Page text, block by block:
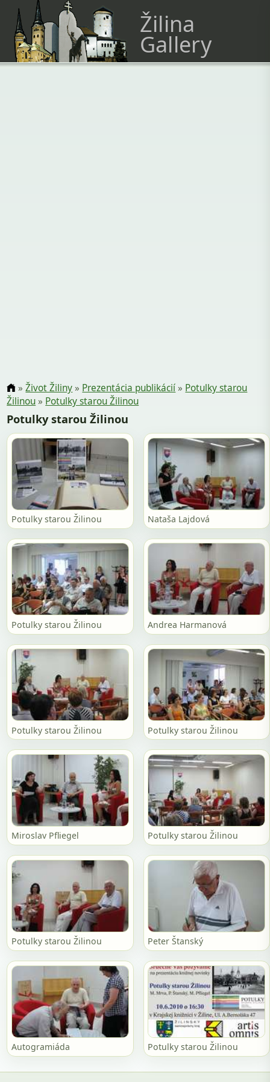
Žilina
Gallery
»Život Žiliny» Prezentácia publikácií» Potulky starou
Žilinou» Potulky starou Žilinou
Potulky starou Žilinou
Potulky starou Žilinou Nataša Lajdová
Potulky starou Žilinou Andrea Harmanová
Potulky starou Žilinou Potulky starou Žilinou
Miroslav Pfliegel Potulky starou Žilinou
Potulky starou Žilinou Peter Štanský
Autogramiáda Potulky starou Žilinou